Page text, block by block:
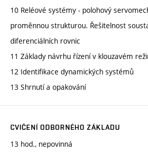
10 Reléové systémy - polohový
proměnnou strukturou. Řešitelnost
diferenciálních rovnic
11 Základy návrhu řízení v klouzavém
12 Identifikace dynamických systémů
13 Shrnutí a opakování
CVIČENÍ ODBORNÉHO ZÁKLADU
13 hod., nepovinná